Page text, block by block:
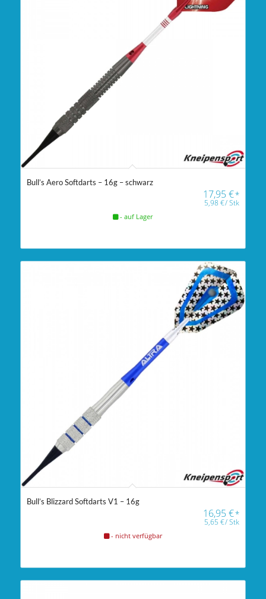
Bull’s Aero Softdarts – 16g – schwarz
17,95€*
5,98€/Stk
- auf Lager
Bull’s Blizzard Softdarts V1 – 16g
16,95€*
5,65€/Stk
- nicht verfügbar